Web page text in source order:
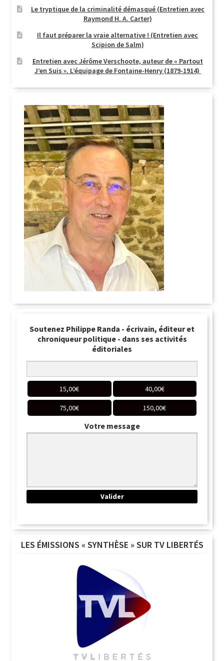
Le tryptique de la criminalité démasqué (Entretien avec
Raymond H. A. Carter)
Il faut préparer la vraie alternative ! (Entretien avec
Scipion de Salm)
Entretien avec Jérôme Verschoote, auteur de « Partout
J’en Suis ». L’équipage de Fontaine-Henry (1879-1914)
Soutenez Philippe Randa - écrivain, éditeur et
chroniqueur politique - dans ses activités
éditoriales
15,00€ 40,00€
75,00€ 150,00€
Votre message
LES ÉMISSIONS « SYNTHÈSE » SUR TV LIBERTÉS